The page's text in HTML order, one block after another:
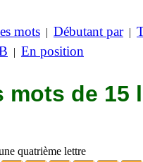
mots | Débutant par|
| En position
mots de 15
quatrième lettre